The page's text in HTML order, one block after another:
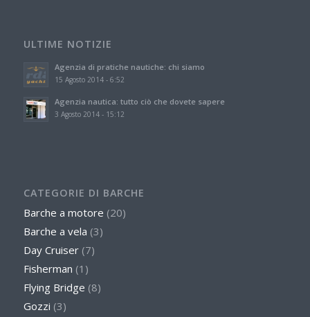
ULTIME NOTIZIE
Agenzia di pratiche nautiche: chi siamo
15 Agosto 2014 - 6:52
Agenzia nautica: tutto ciò che dovete sapere
3 Agosto 2014 - 15:12
CATEGORIE DI BARCHE
Barche a motore (20)
Barche a vela (3)
Day Cruiser(7)
Fisherman (1)
Flying Bridge (8)
Gozzi (3)